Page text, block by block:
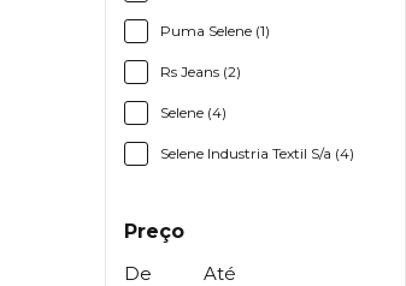
Puma Selene (1)
Rs Jeans (2)
Selene (4)
Selene Industria Textil S/a (4)
Preço
De
Até